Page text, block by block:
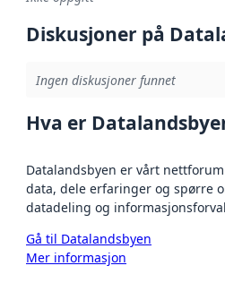
Diskusjoner på
Ingen diskusjoner funnet
Hva er
Datalandsbyen er vårt
data, dele erfaringer og spørre
datadeling og
Gå til Datalandsbyen
Mer informasjon